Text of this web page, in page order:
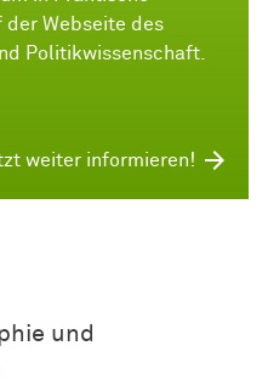
der Webseite des
Politikwissenschaft.
weiter informieren!
und